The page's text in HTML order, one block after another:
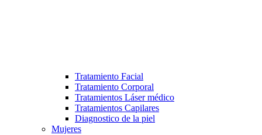
Tratamiento Facial
Tratamiento Corporal
Tratamientos Láser médico
Tratamientos Capilares
Diagnostico de la piel
Mujeres